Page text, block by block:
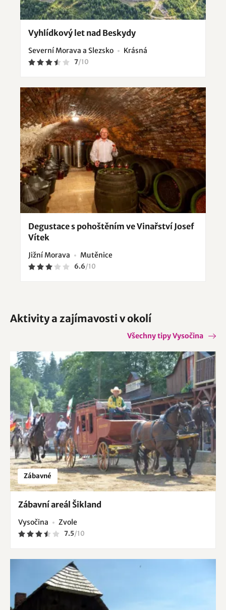
Vyhlídkový let nad Beskydy
Severní Morava a Slezsko Krásná
7/10
Degustace s pohoštěním ve Vinařství Josef
Vítek
Jižní Morava Mutěnice
6.6/10
Aktivity a zajímavosti v okolí
Všechny tipy Vysočina
Zábavné
Zábavní areál Šikland
Vysočina Zvole
7.5/10